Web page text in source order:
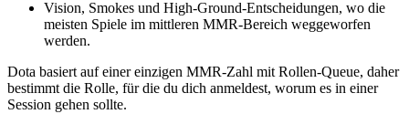
Vision, Smokes und High-Ground-Entscheidungen, wo die
meisten Spiele im mittleren MMR-Bereich weggeworfen
werden.
Dota basiert auf einer einzigen MMR-Zahl mit Rollen-Queue, daher
bestimmt die Rolle, für die du dich anmeldest, worum es in einer
Session gehen sollte.